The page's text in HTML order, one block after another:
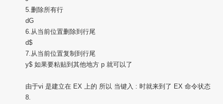
5.删除所有行
dG
6.从当前位置删除到行尾
d$
7.从当前位置复制到行尾
y$ 如果要粘贴到其他地方 p 就可以了
由于vi 是建立在 EX 上的 所以 当键入 : 时就来到了 EX 命令状态
8.